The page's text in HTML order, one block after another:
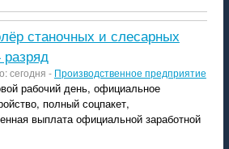
разряд
сегодня - Производственное предприятие
рабочий день, официальное
полный соцпакет,
выплата официальной заработной